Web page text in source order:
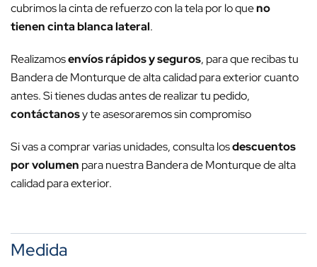
cubrimos la cinta de refuerzo con la tela por lo queno
tienen cinta blanca lateral.
Realizamosenvíos rápidos y seguros, para que recibas tu
Bandera de Monturque de alta calidad para exterior cuanto
antes. Si tienes dudas antes de realizar tu pedido,
contáctanosy te asesoraremos sin compromiso
Si vas a comprar varias unidades, consulta losdescuentos
por volumen para nuestra Bandera de Monturque de alta
calidad para exterior.
Medida